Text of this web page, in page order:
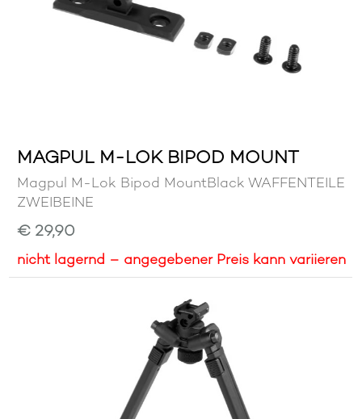
MAGPUL M-LOK BIPOD MOUNT
Magpul M-Lok Bipod MountBlack WAFFENTEILE
ZWEIBEINE
€ 29,90
nicht lagernd – angegebener Preis kann variieren